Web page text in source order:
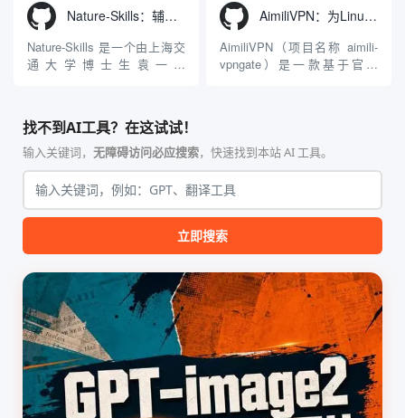
Windows 平台。当用户使用桌
面版 Gemini 客户端或
Antigravity IDE ...
动Seed 3D两大行业领先的AI
模型架构，致力于帮助用户无
需掌握复杂的3D拓扑知识或昂
贵的专业软件，即可在...
Nature-Skills：辅助撰写学术论文和绘制科研图表的智能体插件
Nature-Skills 是一个由上海交
通大学博士生袁一哲
Nature、Science、Cell 等）
的论文撰写与发表流程设计。
该工具集以智能体插...
AimiliVPN：为Linux提供纯净出站家庭IP的VPN代理网关
AimiliVPN（项目名称 aimili-
vpngate）是一款基于官方
纯 Python 标准库编写，用户
无需安装...
找不到AI工具？在这试试！
输入关键词， 无障碍访问必应搜索，快速找到本站 AI 工具。
立即搜索